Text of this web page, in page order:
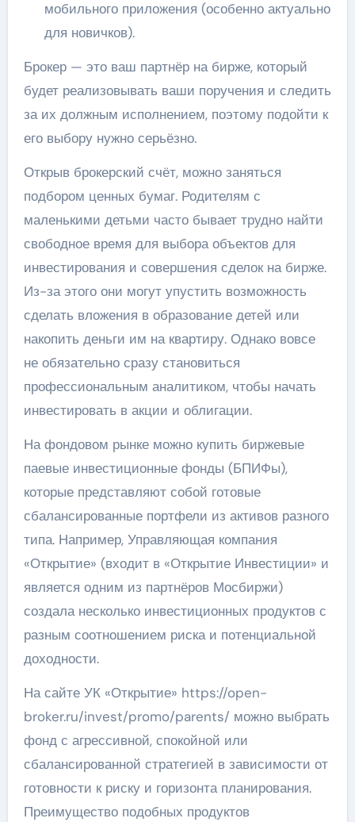
мобильного приложения (особенно актуально
для новичков).
Брокер — это ваш партнёр на бирже, который
будет реализовывать ваши поручения и следить
за их должным исполнением, поэтому подойти к
его выбору нужно серьёзно.
Открыв брокерский счёт, можно заняться
подбором ценных бумаг. Родителям с
маленькими детьми часто бывает трудно найти
свободное время для выбора объектов для
инвестирования и совершения сделок на бирже.
Из-за этого они могут упустить возможность
сделать вложения в образование детей или
накопить деньги им на квартиру. Однако вовсе
не обязательно сразу становиться
профессиональным аналитиком, чтобы начать
инвестировать в акции и облигации.
На фондовом рынке можно купить биржевые
паевые инвестиционные фонды (БПИФы),
которые представляют собой готовые
сбалансированные портфели из активов разного
типа. Например, Управляющая компания
«Открытие» (входит в «Открытие Инвестиции» и
является одним из партнёров Мосбиржи)
создала несколько инвестиционных продуктов с
разным соотношением риска и потенциальной
доходности.
На сайте УК «Открытие» https://open-
broker.ru/invest/promo/parents/ можно выбрать
фонд с агрессивной, спокойной или
сбалансированной стратегией в зависимости от
готовности к риску и горизонта планирования.
Преимущество подобных продуктов